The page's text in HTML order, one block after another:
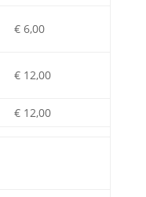
€ 6,00
€ 12,00
€ 12,00